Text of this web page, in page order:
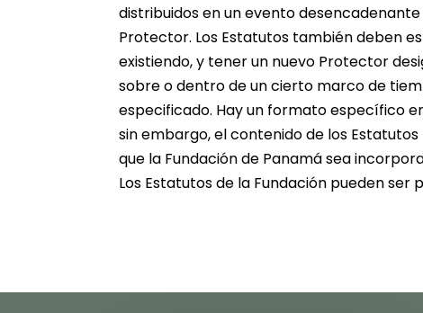
distribuidos en un evento
Protector. Los Estatutos también deben
existiendo, y tener un nuevo Protector
sobre o dentro de un cierto marco de
especificado. Hay un formato específico
sin embargo, el contenido de los
que la Fundación de Panamá sea
Los Estatutos de la Fundación pueden